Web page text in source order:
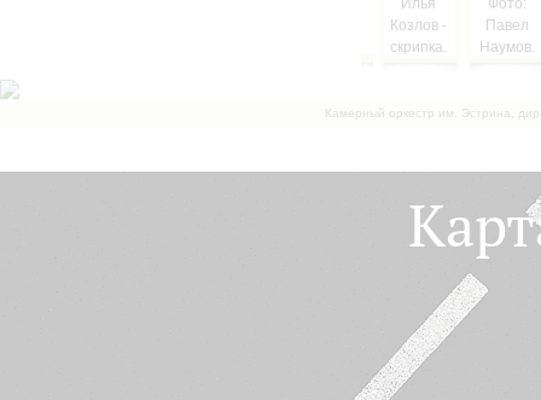
Камерный оркестр им. Эстрина,